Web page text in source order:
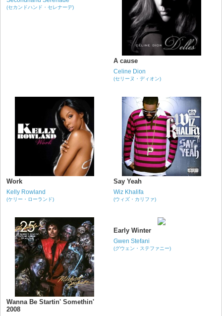
(セカンドハンド・セレナーデ)
A cause
Celine Dion
(セリーヌ・ディオン)
Work
Kelly Rowland
(ケリー・ローランド)
Say Yeah
Wiz Khalifa
(ウィズ・カリファ)
Wanna Be Startin' Somethin'
2008
Early Winter
Gwen Stefani
(グウェン・ステファニー)